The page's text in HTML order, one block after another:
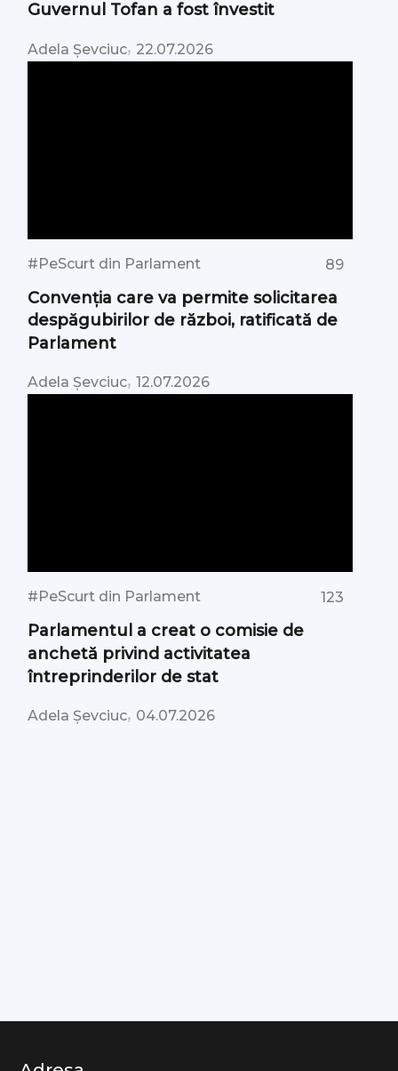
Guvernul Tofan a fost învestit
Adela Șevciuc, 22.07.2026
#PeScurt din Parlament 89
Convenția care va permite solicitarea
despăgubirilor de război, ratificată de
Parlament
Adela Șevciuc,12.07.2026
#PeScurt din Parlament 123
Parlamentul a creat o comisie de
anchetă privind activitatea
întreprinderilor de stat
Adela Șevciuc, 04.07.2026